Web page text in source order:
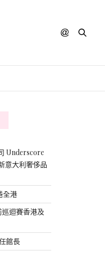
Underscore
意大利奢侈品
全港
迴賽香港及
館長